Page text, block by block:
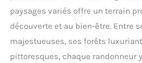
paysages variés offre un terrain
découverte et au bien-être. Entre
majestueuses, ses forêts
pittoresques, chaque randonneur